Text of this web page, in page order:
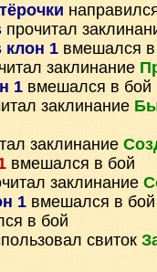
прочитал
клон 1 вмешался
заклинание
1 вмешался в бой
заклинание
заклинание
вмешался в бой
заклинание
1 вмешался в бой
в бой
свиток